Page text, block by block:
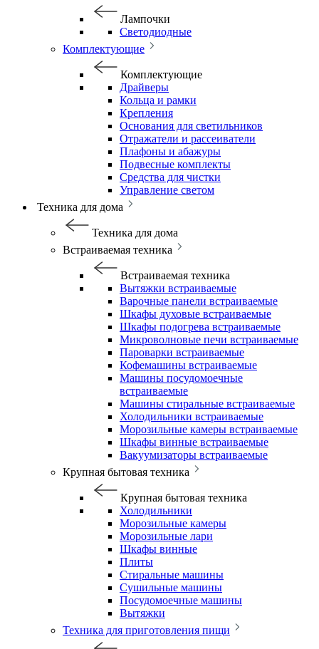
Лампочки
Светодиодные
Комплектующие
Комплектующие
Драйверы
Кольца и рамки
Крепления
Основания для светильников
Отражатели и рассеиватели
Плафоны и абажуры
Подвесные комплекты
Средства для чистки
Управление светом
Техника для дома
Техника для дома
Встраиваемая техника
Встраиваемая техника
Вытяжки встраиваемые
Варочные панели встраиваемые
Шкафы духовые встраиваемые
Шкафы подогрева встраиваемые
Микроволновые печи встраиваемые
Пароварки встраиваемые
Кофемашины встраиваемые
Машины посудомоечные
встраиваемые
Машины стиральные встраиваемые
Холодильники встраиваемые
Морозильные камеры встраиваемые
Шкафы винные встраиваемые
Вакуумизаторы встраиваемые
Крупная бытовая техника
Крупная бытовая техника
Холодильники
Морозильные камеры
Морозильные лари
Шкафы винные
Плиты
Стиральные машины
Сушильные машины
Посудомоечные машины
Вытяжки
Техника для приготовления пищи